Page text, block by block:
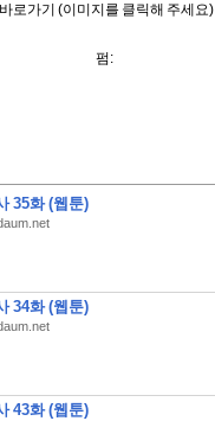
바로가기 (이미지를 클릭해 주세요)
펌:
35화 (웹툰)
34화 (웹툰)
43화 (웹툰)